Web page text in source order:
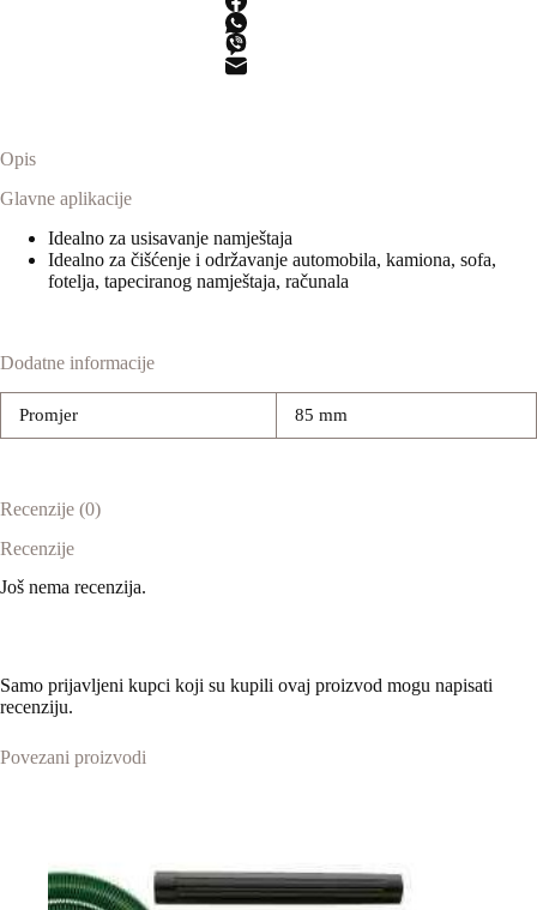
Opis
Glavne aplikacije
Idealno za usisavanje namještaja
Idealno za čišćenje i održavanje automobila, kamiona, sofa,
fotelja, tapeciranog namještaja, računala
Dodatne informacije
Promjer 85 mm
Recenzije (0)
Recenzije
Još nema recenzija.
Samo prijavljeni kupci koji su kupili ovaj proizvod mogu napisati
recenziju.
Povezani proizvodi